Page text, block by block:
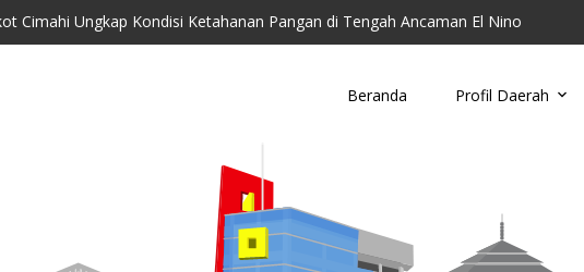
Kota Cimahi Tingkatkan Monitoring Parkir Liar
Sapu Jagat RT, ASN Pemkot Cimahi Ajak Warga Kelola Sampah di Tingkat Wil...
Cimahi Paparkan Proses Rebranding RSUD Cibabat, Lalui Kajian Panjang dan...
Beranda Profil Daerah